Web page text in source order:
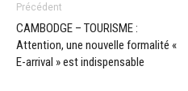
Précédent
CAMBODGE – TOURISME :
Attention, une nouvelle formalité «
E-arrival » est indispensable